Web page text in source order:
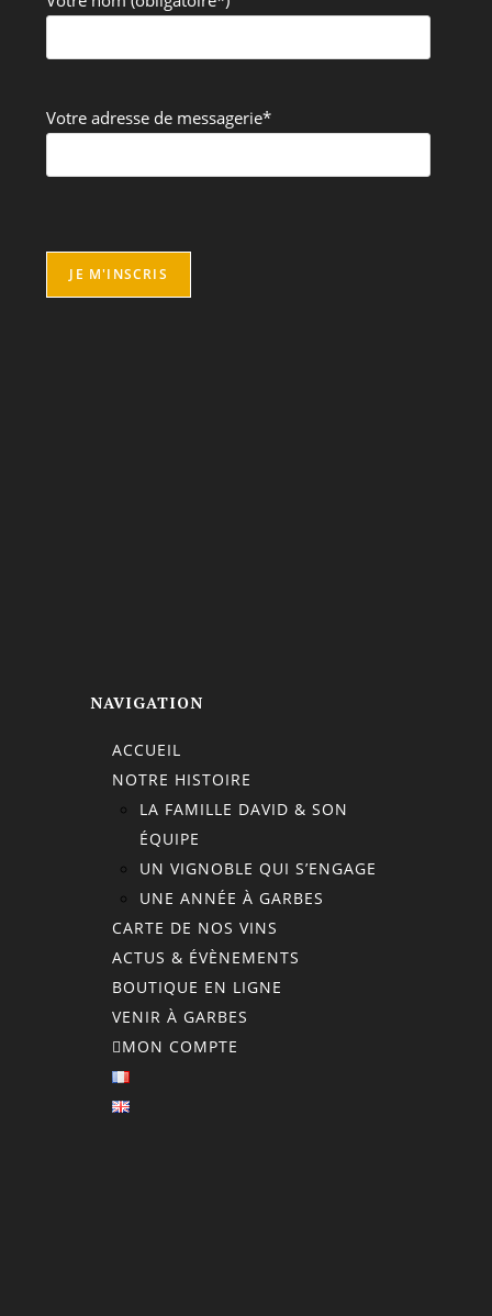
Votre adresse de messagerie*
NAVIGATION
ACCUEIL
NOTRE HISTOIRE
LA FAMILLE DAVID & SON
ÉQUIPE
UN VIGNOBLE QUI S’ENGAGE
UNE ANNÉE À GARBES
CARTE DE NOS VINS
ACTUS & ÉVÈNEMENTS
BOUTIQUE EN LIGNE
VENIR À GARBES
MON COMPTE